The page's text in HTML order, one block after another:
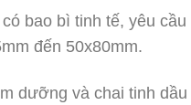
bao bì tinh tế, yêu
đến 50x80mm.
dưỡng và chai tinh